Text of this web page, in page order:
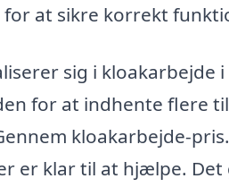
at sikre korrekt
sig i kloakarbejde
for at indhente flere
kloakarbejde-
er klar til at hjælpe.